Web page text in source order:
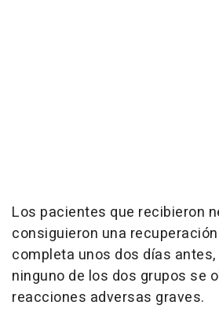
Los pacientes que recibieron
consiguieron una
completa unos dos días
ninguno de los dos grupos se
reacciones adversas graves.